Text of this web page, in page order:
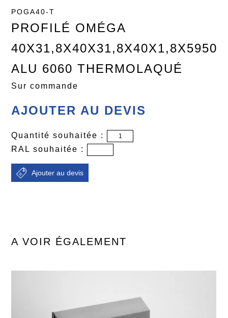
POGA40-T
PROFILÉ OMÉGA
ALU 6060 THERMOLAQUÉ
Sur commande
AJOUTER AU DEVIS
Quantité souhaitée :
RAL souhaitée :
A VOIR ÉGALEMENT